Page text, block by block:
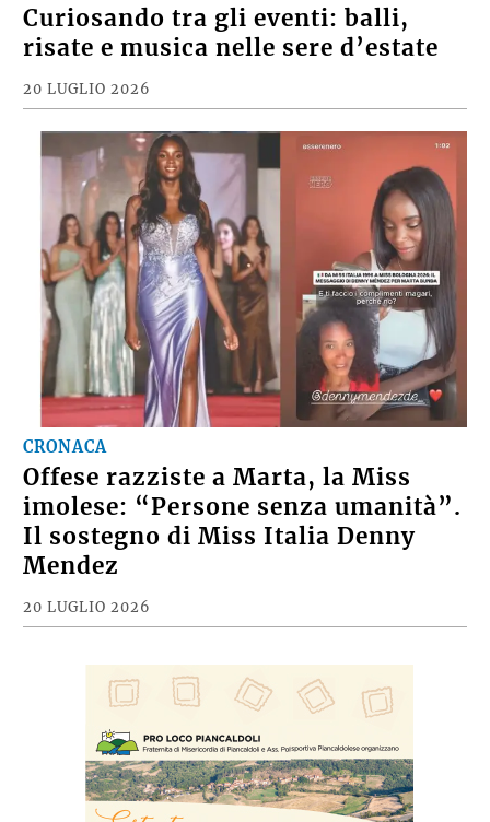
Curiosando tra gli eventi: balli,
risate e musica nelle sere d’estate
20 LUGLIO 2026
CRONACA
Offese razziste a Marta, la Miss
imolese: “Persone senza umanità”.
Il sostegno di Miss Italia Denny
Mendez
20 LUGLIO 2026